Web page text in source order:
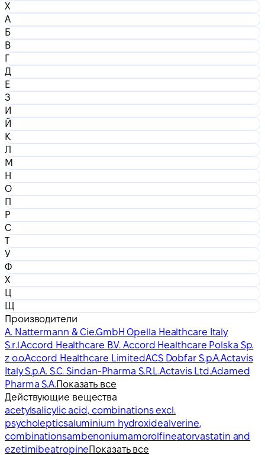
X
А
Б
В
Г
Д
Е
З
И
Й
К
Л
М
Н
О
П
Р
С
Т
У
Ф
Х
Ц
Щ
Производители
A. Nattermann & Cie.GmbH Opella Healthcare Italy
S.r.l.Accord Healthcare B.V. Accord Healthcare Polska Sp.
z o.o.Accord Healthcare LimitedACS Dobfar S.p.A.Actavis
Italy S.p.A. S.C. Sindan-Pharma S.R.L.Actavis Ltd.Adamed
Pharma S.A.Показать все
Действующие вещества
acetylsalicylic acid, combinations excl.
psycholepticsaluminium hydroxidealverine,
combinationsambenoniumamorolfineatorvastatin and
ezetimibeatropineПоказать все